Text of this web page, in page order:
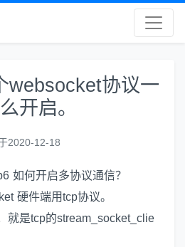
websocket协议一
开启。
2020-12-18
如何开启多协议通信？
硬件端用tcp协议。
就是tcp的stream_socket_clie